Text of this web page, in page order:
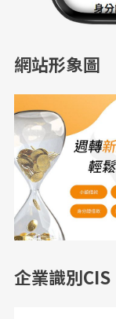
網站形象圖
企業識別CIS